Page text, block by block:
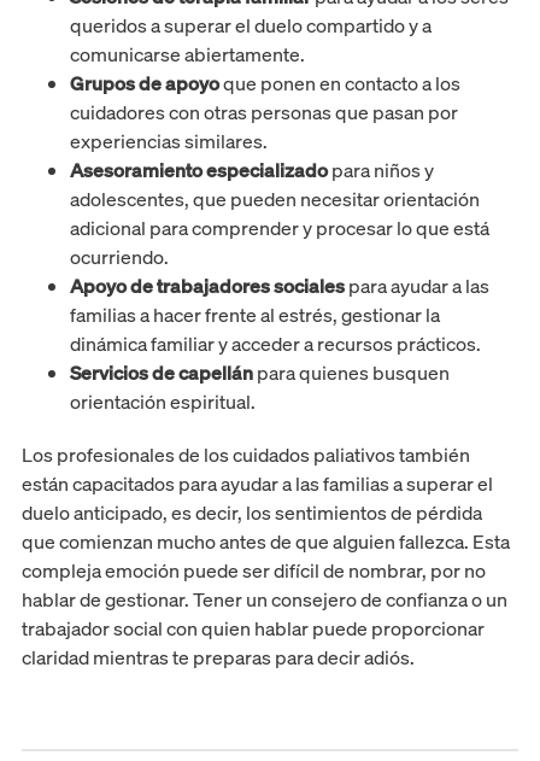
queridos a superar el duelo compartido y a
comunicarse abiertamente.
Grupos de apoyoque ponen en contacto a los
cuidadores con otras personas que pasan por
experiencias similares.
Asesoramiento especializadopara niños y
adolescentes, que pueden necesitar orientación
adicional para comprender y procesar lo que está
ocurriendo.
Apoyo de trabajadores socialespara ayudar a las
familias a hacer frente al estrés, gestionar la
dinámica familiar y acceder a recursos prácticos.
Servicios de capellánpara quienes busquen
orientación espiritual.
Los profesionales de los cuidados paliativos también
están capacitados para ayudar a las familias a superar el
duelo anticipado, es decir, los sentimientos de pérdida
que comienzan mucho antes de que alguien fallezca. Esta
compleja emoción puede ser difícil de nombrar, por no
hablar de gestionar. Tener un consejero de confianza o un
trabajador social con quien hablar puede proporcionar
claridad mientras te preparas para decir adiós.